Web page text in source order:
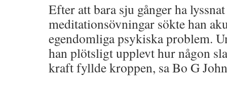
Efter att bara sju gånger ha
meditationsövningar sökte han
egendomliga psykiska problem.
han plötsligt upplevt hur någon
kraft fyllde kroppen, sa Bo G